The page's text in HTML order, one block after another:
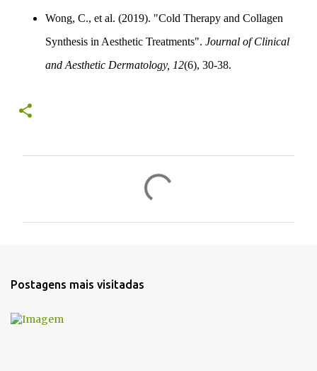
Wong, C., et al. (2019). "Cold Therapy and Collagen
Synthesis in Aesthetic Treatments". Journal of Clinical
and Aesthetic Dermatology, 12(6), 30-38.
r
Postagens mais visitadas